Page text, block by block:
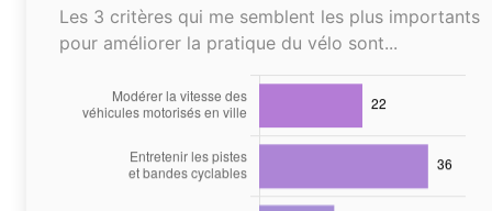
Les 3 critères qui me semblent les plus importants
pour améliorer la pratique du vélo sont...